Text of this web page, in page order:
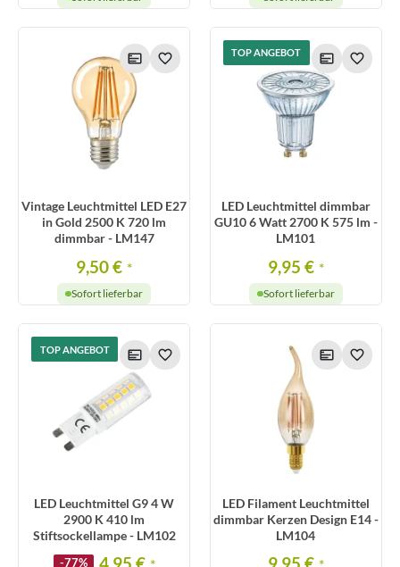
Vintage Leuchtmittel LED E27
in Gold 2500 K 720 lm
dimmbar - LM147
9,50 € *
Sofort lieferbar
TOP ANGEBOT
LED Leuchtmittel dimmbar
GU10 6 Watt 2700 K 575 lm -
LM101
9,95 € *
Sofort lieferbar
TOP ANGEBOT
LED Leuchtmittel G9 4 W
2900 K 410 lm
Stiftsockellampe - LM102
-77%
LED Filament Leuchtmittel
dimmbar Kerzen Design E14 -
LM104